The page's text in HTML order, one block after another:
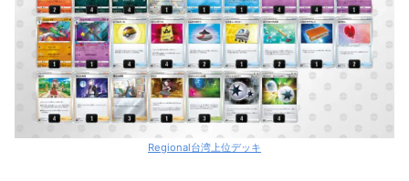
Regional台湾上位デッキ